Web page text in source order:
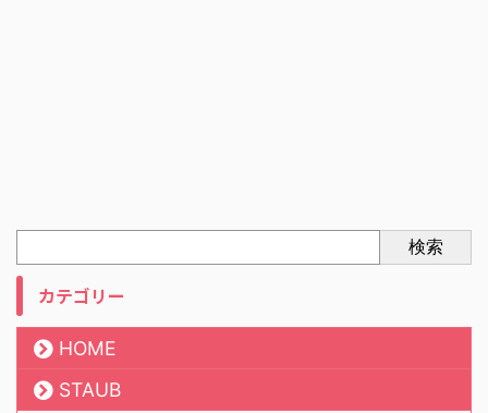
検索
カテゴリー
HOME
STAUB